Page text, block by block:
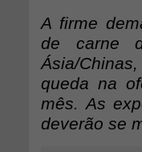
A firme
de carne
Ásia/
queda na
mês. As
deverão se